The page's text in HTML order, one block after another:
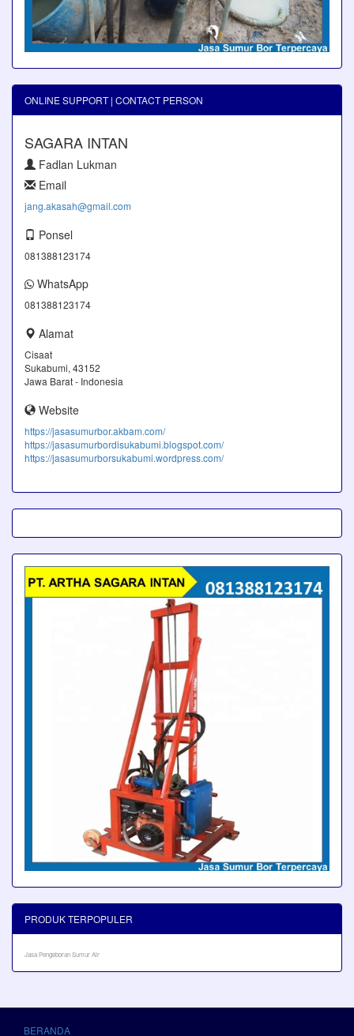
ONLINE SUPPORT | CONTACT PERSON
SAGARA INTAN
Fadlan Lukman
Email
jang.akasah@gmail.com
Ponsel
081388123174
WhatsApp
081388123174
Alamat
Cisaat
Sukabumi, 43152
Jawa Barat - Indonesia
Website
https://jasasumurbor.akbam.com/
https://jasasumurbordisukabumi.blogspot.com/
https://jasasumurborsukabumi.wordpress.com/
PRODUK TERPOPULER
Jasa Pengeboran Sumur Air
BERANDA